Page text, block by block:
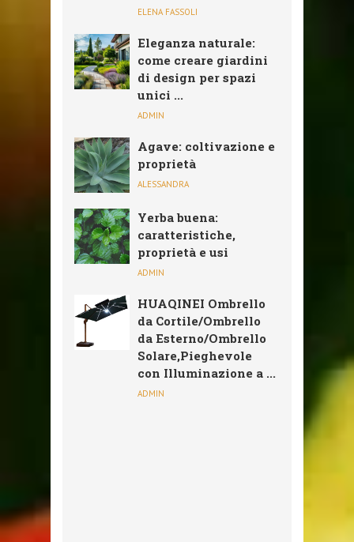
ELENA FASSOLI
Eleganza naturale:
come creare giardini
di design per spazi
unici ...
ADMIN
Agave: coltivazione e
proprietà
ALESSANDRA
Yerba buena:
caratteristiche,
proprietà e usi
ADMIN
HUAQINEI Ombrello
da Cortile/Ombrello
da Esterno/Ombrello
Solare,Pieghevole
con Illuminazione a ...
ADMIN